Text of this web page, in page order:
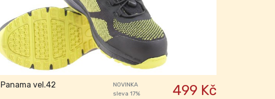
vel.42
NOVINKA
sleva 17%
499 Kč